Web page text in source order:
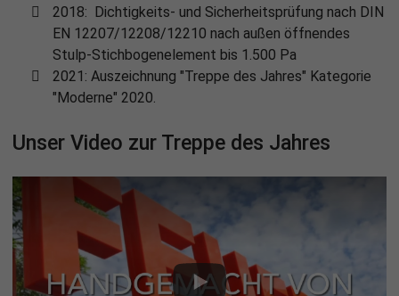
2018: Dichtigkeits- und Sicherheitsprüfung nach DIN
EN 12207/12208/12210 nach außen öffnendes
Stulp-Stichbogenelement bis 1.500 Pa
2021: Auszeichnung "Treppe des Jahres" Kategorie
"Moderne" 2020.
Unser Video zur Treppe des Jahres